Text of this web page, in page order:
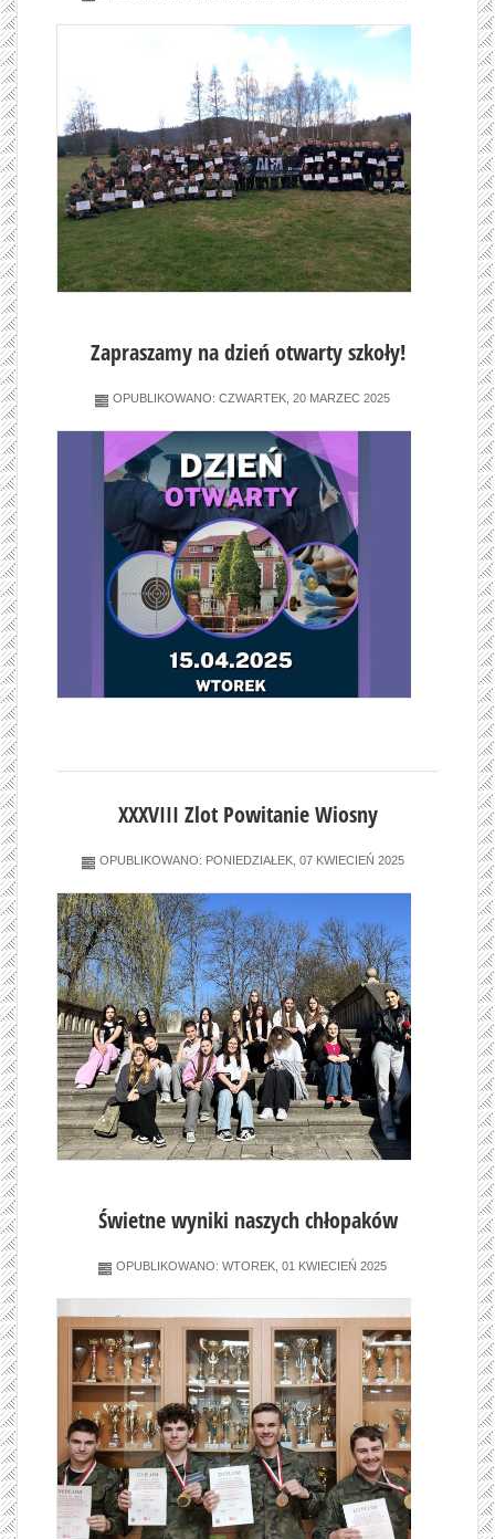
Zapraszamy na dzień otwarty szkoły!
OPUBLIKOWANO: CZWARTEK, 20 MARZEC 2025
XXXVIII Zlot Powitanie Wiosny
OPUBLIKOWANO: PONIEDZIAŁEK, 07 KWIECIEŃ 2025
Świetne wyniki naszych chłopaków
OPUBLIKOWANO: WTOREK, 01 KWIECIEŃ 2025